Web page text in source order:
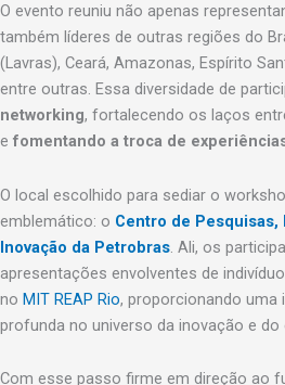
O evento reuniu não apenas
também líderes de outras regiões do
(Lavras), Ceará, Amazonas, Espírito
entre outras. Essa diversidade de
networking, fortalecendo os laços
e fomentando a troca de
O local escolhido para sediar o
emblemático: o Centro de Pesquisas,
Inovação da Petrobras. Ali, os
apresentações envolventes de
no MIT REAP Rio, proporcionando uma
profunda no universo da inovação e do
Com esse passo firme em direção ao